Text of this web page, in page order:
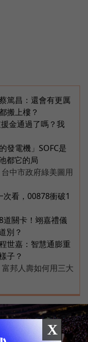
篤昌：還會有更厲
搬上樓？
金通過了嗎？我
發電機」SOFC是
都它的局
中市政府綠美圖用
次看，00878衝破1
道關卡！翊嘉禮儀
別？
世嘉：智慧通膨重
子？
邦人壽如何用三大
X